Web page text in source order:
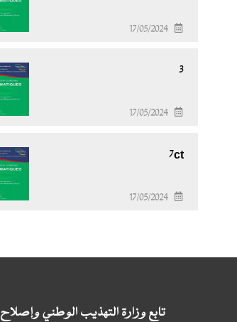
17/05/2024
3
17/05/2024
7ct
17/05/2024
تابع وزارة التهذيب الوطني وإصلاح